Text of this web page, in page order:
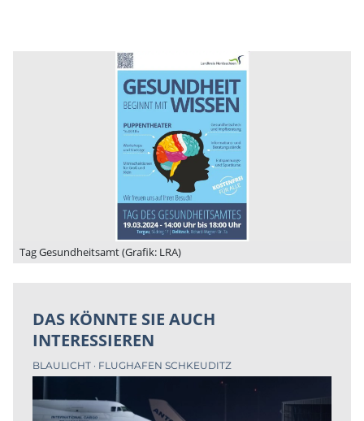
Tag Gesundheitsamt (Grafik: LRA)
DAS KÖNNTE SIE AUCH
INTERESSIEREN
BLAULICHT FLUGHAFEN SCHKEUDITZ